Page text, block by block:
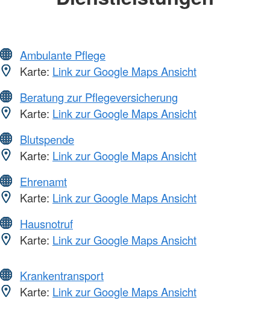
Ambulante Pflege
Karte: Link zur Google Maps Ansicht
Beratung zur Pflegeversicherung
Karte: Link zur Google Maps Ansicht
Blutspende
Karte: Link zur Google Maps Ansicht
Ehrenamt
Karte: Link zur Google Maps Ansicht
Hausnotruf
Karte: Link zur Google Maps Ansicht
Krankentransport
Karte: Link zur Google Maps Ansicht